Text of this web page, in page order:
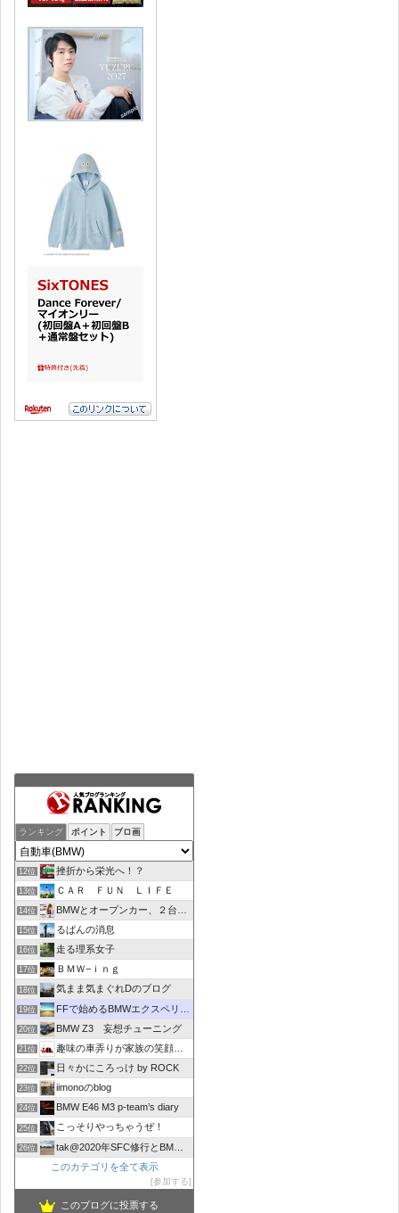
ランキング ポイント ブロ画
12位 挫折から栄光へ！？
13位 ＣＡＲ ＦＵＮ ＬＩＦＥ
14位 BMWとオープンカー、２台持ちは大変でした/GOCCHI
15位 るぱんの消息
16位 走る理系女子
17位 ＢＭＷ−ｉｎｇ
18位 気まま気まぐれDのブログ
19位 FFで始めるBMWエクスペリエンス
20位 BMW Z3 妄想チューニング
21位 趣味の車弄りが家族の笑顔の中心にありますように
22位 日々かにころっけ by ROCK
23位 iimonoのblog
24位 BMW E46 M3 p-team’s diary
25位 こっそりやっちゃうぜ！
26位
tak@2020年SFC修行とBMW(F30)の備忘録。
このカテゴリを全て表示
参加する
このブログに投票する